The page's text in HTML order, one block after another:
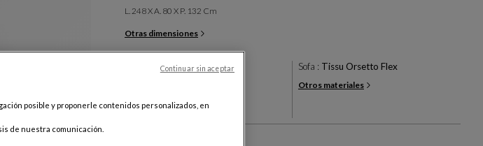
L. 248 X A. 80 X P. 132 Cm
Otras dimensiones
Sofa : Tissu Orsetto Flex
Otros materiales
Ivoire
Otros colores
posible y proponerle contenidos personalizados, en
de nuestra comunicación.
Continuar sin aceptar